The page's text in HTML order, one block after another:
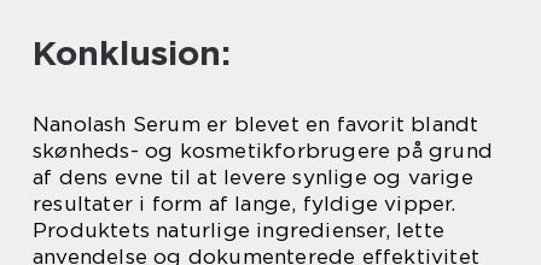
Konklusion:
Nanolash Serum er blevet en favorit blandt
skønheds- og kosmetikforbrugere på grund
af dens evne til at levere synlige og varige
resultater i form af lange, fyldige vipper.
Produktets naturlige ingredienser, lette
anvendelse og dokumenterede effektivitet